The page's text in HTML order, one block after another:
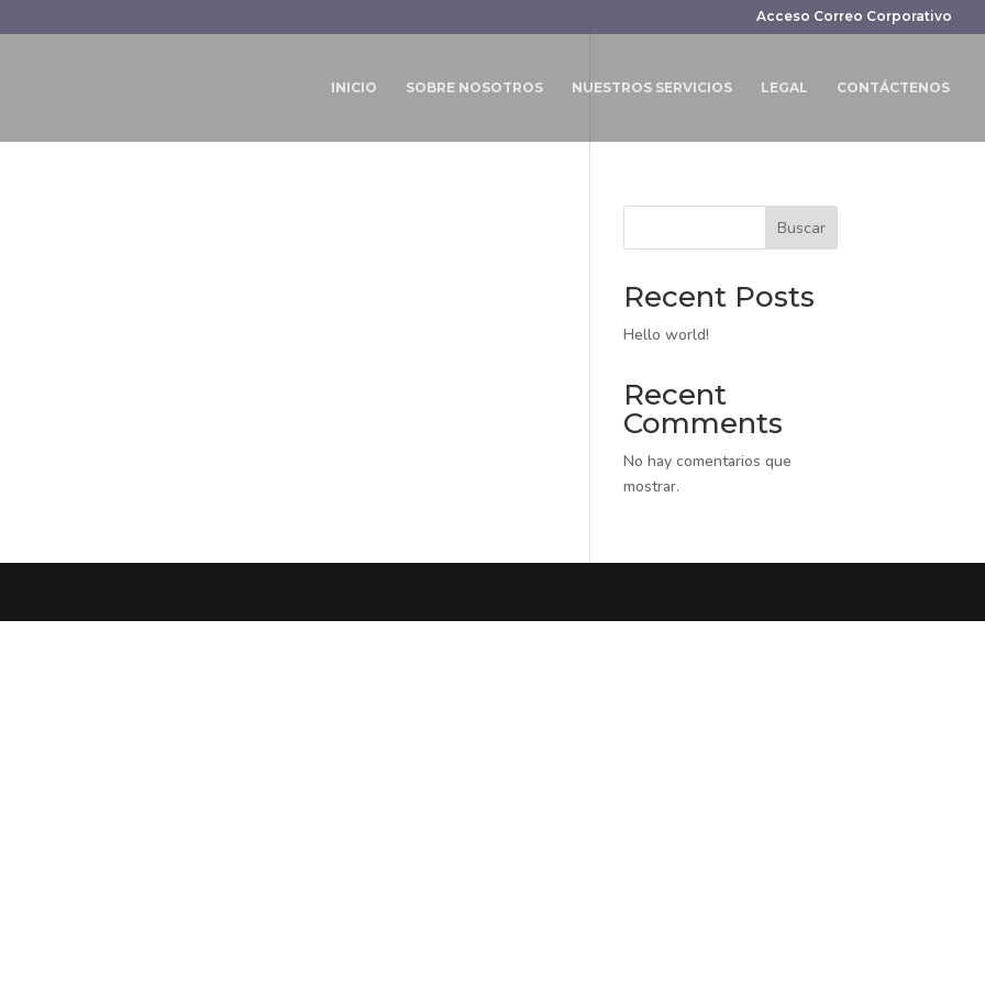
Acceso Correo Corporativo
INICIO SOBRE NOSOTROS NUESTROS SERVICIOS LEGAL CONTÁCTENOS
Buscar
Recent Posts
Hello world!
Recent
Comments
No hay comentarios que
mostrar.